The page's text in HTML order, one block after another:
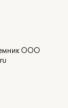
ООО